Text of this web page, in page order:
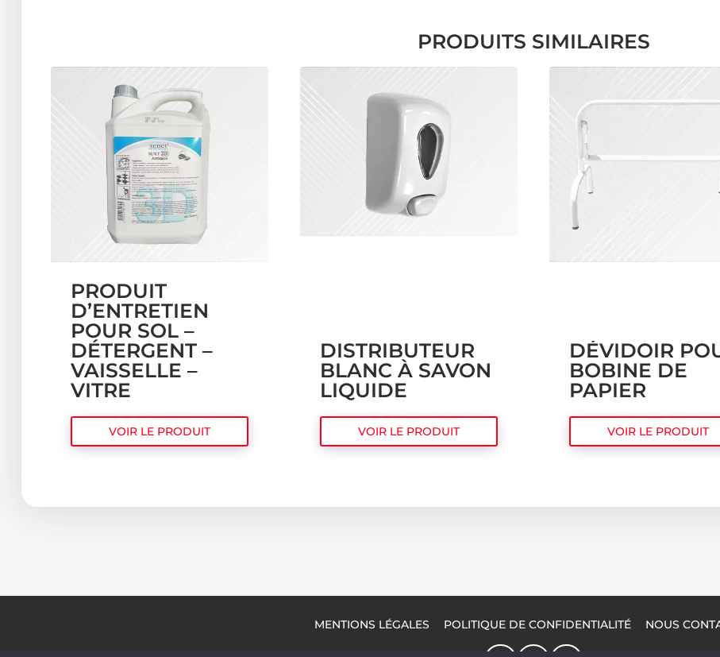
PRODUITS SIMILAIRES
PRODUIT
D’ENTRETIEN
POUR SOL –
DÉTERGENT –
VAISSELLE –
VITRE
VOIR LE PRODUIT
DISTRIBUTEUR
BLANC À SAVON
LIQUIDE
VOIR LE PRODUIT
DÉVIDOIR
BOBINE DE
PAPIER
VOIR LE PRODUIT
MENTIONS LÉGALES POLITIQUE DE CONFIDENTIALITÉ NOUS